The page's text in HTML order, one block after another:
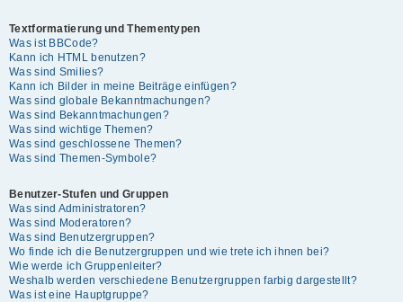
Textformatierung und Thementypen
Was ist BBCode?
Kann ich HTML benutzen?
Was sind Smilies?
Kann ich Bilder in meine Beiträge einfügen?
Was sind globale Bekanntmachungen?
Was sind Bekanntmachungen?
Was sind wichtige Themen?
Was sind geschlossene Themen?
Was sind Themen-Symbole?
Benutzer-Stufen und Gruppen
Was sind Administratoren?
Was sind Moderatoren?
Was sind Benutzergruppen?
Wo finde ich die Benutzergruppen und wie trete ich ihnen bei?
Wie werde ich Gruppenleiter?
Weshalb werden verschiedene Benutzergruppen farbig dargestellt?
Was ist eine Hauptgruppe?